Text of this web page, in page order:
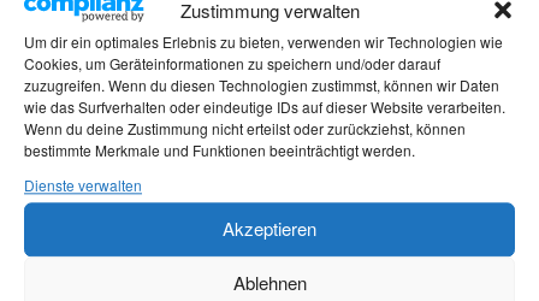
Zustimmung verwalten
Um dir ein optimales Erlebnis zu bieten, verwenden wir Technologien wie
Cookies, um Geräteinformationen zu speichern und/oder darauf
zuzugreifen. Wenn du diesen Technologien zustimmst, können wir Daten
wie das Surfverhalten oder eindeutige IDs auf dieser Website verarbeiten.
Wenn du deine Zustimmung nicht erteilst oder zurückziehst, können
bestimmte Merkmale und Funktionen beeinträchtigt werden.
Dienste verwalten
Akzeptieren
Ablehnen
Collage über die vier Jahreszeiten in
Fotoprojekt 2023 –
weiterlesen →
Veröffentlicht unter Challenge,Fotos|Verschlagwortet mit Die vier
Jahreszeiten,Foto, Fotoprojekt 2023,Hamburg,Hamburg
Oldenfelde,mein wilder Garten
Fotoprojekt 2023 – Die vier
Jahreszeiten – Juni
vonMartina